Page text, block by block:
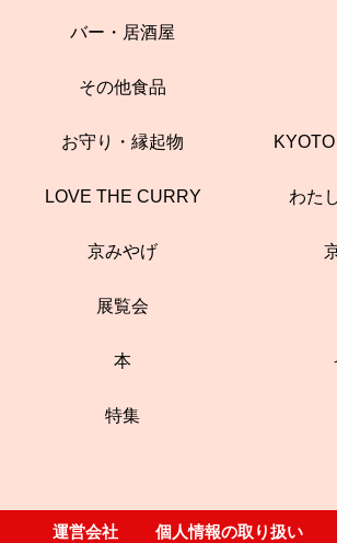
バー・居酒屋
その他食品
お守り・縁起物
LOVE THE CURRY わた
京みやげ
展覧会
本
特集
運営会社 個人情報の取り扱い